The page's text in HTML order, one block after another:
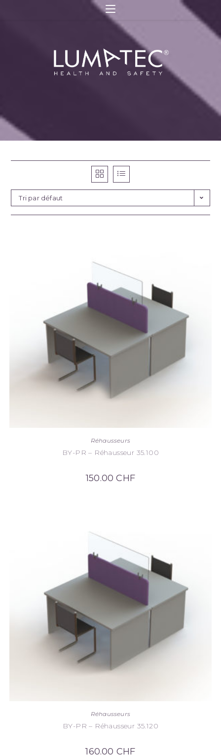
Tri par défaut
Réhausseurs
BY-PR – Réhausseur 35.100
150.00CHF
Réhausseurs
BY-PR – Réhausseur 35.120
160.00 CHF